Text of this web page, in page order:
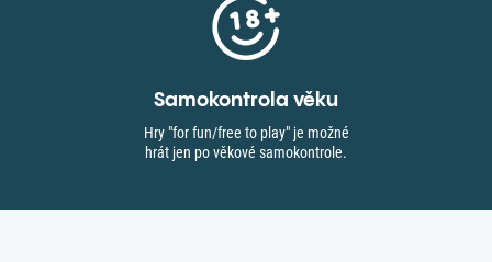
Samokontrola věku
Hry "for fun/free to play" je možné
hrát jen po věkové samokontrole.